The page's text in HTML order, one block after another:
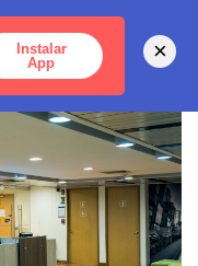
CARTAGENA
Instalar
App
×